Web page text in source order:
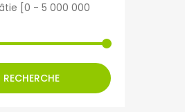
[ 0 - 5 000 000
RECHERCHE